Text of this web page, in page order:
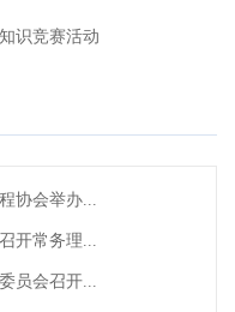
识竞赛活动
协会举办...
开常务理...
员会召开...